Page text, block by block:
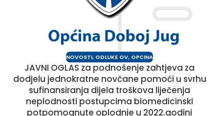
NOVOSTI, ODLUKE OV, OPCINA
JAVNI OGLAS za podnošenje zahtjeva za
dodjelu jednokratne novčane pomoći u svrhu
sufinansiranja dijela troškova liječenja
neplodnosti postupcima biomedicinski
potpomognute oplodnje u 2022.godini